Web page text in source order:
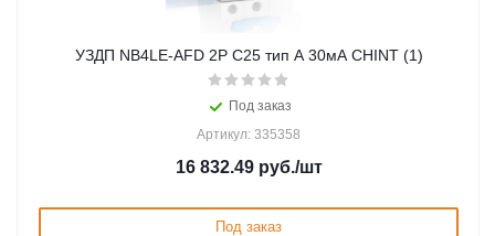
УЗДП NB4LE-AFD 2P C25 тип A 30мА CHINT (1)
Под заказ
Артикул: 335358
16 832.49руб./шт
Под заказ